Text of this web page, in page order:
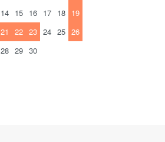
14 15 16 17 18 19
21 22 23 24 25 26
28 29 30